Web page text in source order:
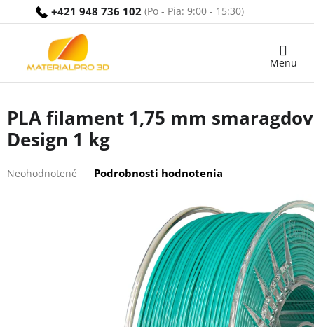
+421 948 736 102
Nákupný
PLA filament 1,75 mm
Design 1 kg
hodnotenie
Neohodnotené Podrobnosti hodnotenia